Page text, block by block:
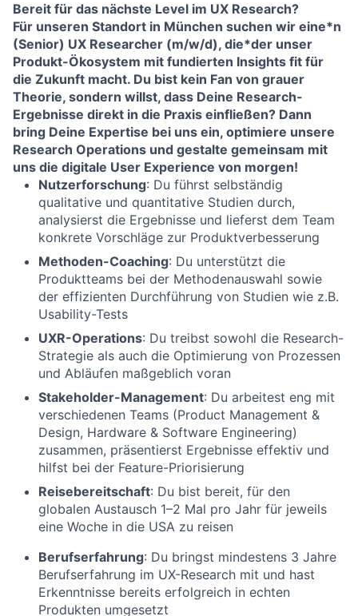
Bereit für das nächste Level im UX Research?
Für unseren Standort in München suchen wir eine*n
(Senior) UX Researcher (m/w/d), die*der unser
Produkt-Ökosystem mit fundierten Insights fit für
die Zukunft macht. Du bist kein Fan von grauer
Theorie, sondern willst, dass Deine Research-
Ergebnisse direkt in die Praxis einfließen? Dann
bring Deine Expertise bei uns ein, optimiere unsere
Research Operations und gestalte gemeinsam mit
uns die digitale User Experience von morgen!
Nutzerforschung: Du führst selbständig
qualitative und quantitative Studien durch,
analysierst die Ergebnisse und lieferst dem Team
konkrete Vorschläge zur Produktverbesserung
Methoden-Coaching: Du unterstützt die
Produktteams bei der Methodenauswahl sowie
der effizienten Durchführung von Studien wie z.B.
Usability-Tests
UXR-Operations: Du treibst sowohl die Research-
Strategie als auch die Optimierung von Prozessen
und Abläufen maßgeblich voran
Stakeholder-Management: Du arbeitest eng mit
verschiedenen Teams (Product Management &
Design, Hardware & Software Engineering)
zusammen, präsentierst Ergebnisse effektiv und
hilfst bei der Feature-Priorisierung
Reisebereitschaft: Du bist bereit, für den
globalen Austausch 1–2 Mal pro Jahr für jeweils
eine Woche in die USA zu reisen
Berufserfahrung: Du bringst mindestens 3 Jahre
Berufserfahrung im UX-Research mit und hast
Erkenntnisse bereits erfolgreich in echten
Produkten umgesetzt